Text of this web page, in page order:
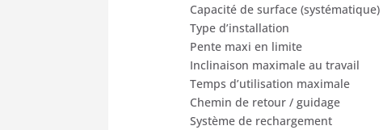
Capacité de surface (systématique)
Type d’installation
Pente maxi en limite
Inclinaison maximale au travail
Temps d’utilisation maximale
Chemin de retour / guidage
Système de rechargement